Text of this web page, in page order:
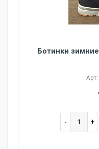
Ботинки